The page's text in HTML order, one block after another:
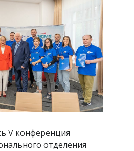
V конференция
отделения